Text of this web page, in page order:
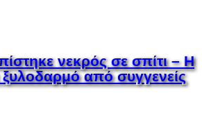
νεκρός σε σπίτι – Η
ξυλοδαρμό από συγγενείς